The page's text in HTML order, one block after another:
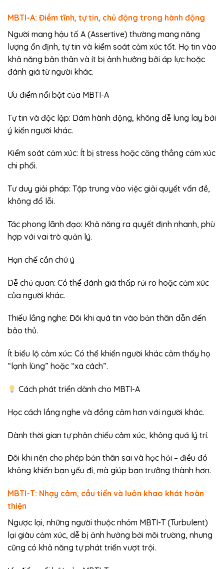
MBTI-A: Điềm tĩnh, tự tin, chủ động trong hành động
Người mang hậu tố A (Assertive) thường mang năng
lượng ổn định, tự tin và kiểm soát cảm xúc tốt. Họ tin vào
khả năng bản thân và ít bị ảnh hưởng bởi áp lực hoặc
đánh giá từ người khác.
Ưu điểm nổi bật của MBTI-A
Tự tin và độc lập: Dám hành động, không dễ lung lay bởi
ý kiến người khác.
Kiểm soát cảm xúc: Ít bị stress hoặc căng thẳng cảm xúc
chi phối.
Tư duy giải pháp: Tập trung vào việc giải quyết vấn đề,
không đổ lỗi.
Tác phong lãnh đạo: Khả năng ra quyết định nhanh, phù
hợp với vai trò quản lý.
Hạn chế cần chú ý
Dễ chủ quan: Có thể đánh giá thấp rủi ro hoặc cảm xúc
của người khác.
Thiếu lắng nghe: Đôi khi quá tin vào bản thân dẫn đến
bảo thủ.
Ít biểu lộ cảm xúc: Có thể khiến người khác cảm thấy họ
“lạnh lùng” hoặc “xa cách”.
Cách phát triển dành cho MBTI-A
Học cách lắng nghe và đồng cảm hơn với người khác.
Dành thời gian tự phản chiếu cảm xúc, không quá lý trí.
Đôi khi nên cho phép bản thân sai và học hỏi – điều đó
không khiến bạn yếu đi, mà giúp bạn trưởng thành hơn.
MBTI-T: Nhạy cảm, cầu tiến và luôn khao khát hoàn
thiện
Ngược lại, những người thuộc nhóm MBTI-T (Turbulent)
lại giàu cảm xúc, dễ bị ảnh hưởng bởi môi trường, nhưng
cũng có khả năng tự phát triển vượt trội.